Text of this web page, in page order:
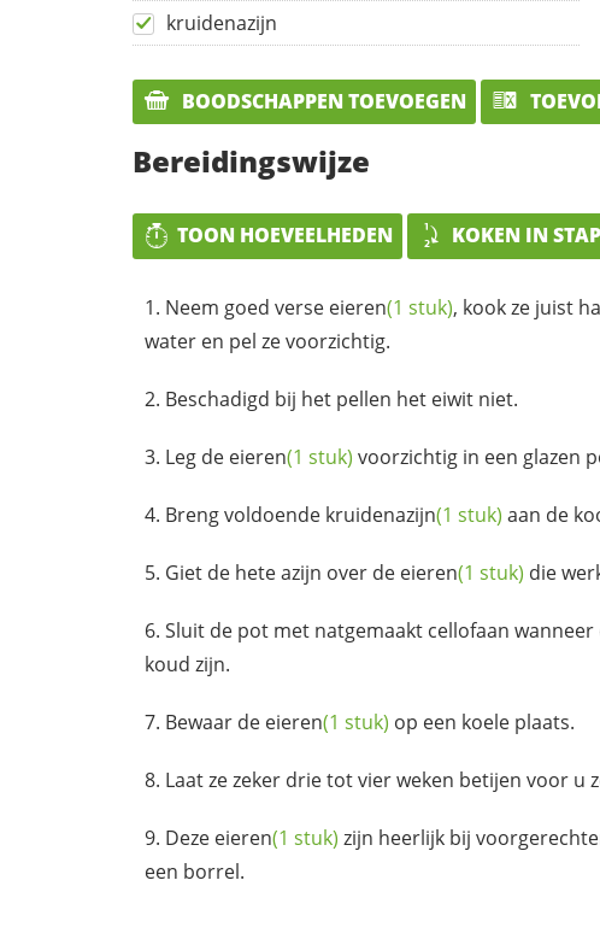
kruidenazijn
BOODSCHAPPEN TOEVOEGEN
Bereidingswijze
TOON HOEVEELHEDEN KOKEN IN
Neem goed verse eieren(1 stuk), kook ze juist
water en pel ze voorzichtig.
Beschadigd bij het pellen het eiwit niet.
Leg de eieren(1 stuk) voorzichtig in een glazen
Breng voldoende kruidenazijn(1 stuk) aan de
Giet de hete azijn over de eieren(1 stuk) die
Sluit de pot met natgemaakt cellofaan wanneer
koud zijn.
Bewaar de eieren(1 stuk) op een koele plaats.
Laat ze zeker drie tot vier weken betijen voor u
Deze eieren(1 stuk) zijn heerlijk bij
een borrel.